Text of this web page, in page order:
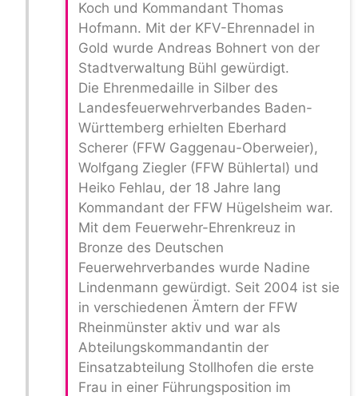
Koch und Kommandant Thomas
Hofmann. Mit der KFV-Ehrennadel in
Gold wurde Andreas Bohnert von der
Stadtverwaltung Bühl gewürdigt.
Die Ehrenmedaille in Silber des
Landesfeuerwehrverbandes Baden-
Württemberg erhielten Eberhard
Scherer (FFW Gaggenau-Oberweier),
Wolfgang Ziegler (FFW Bühlertal) und
Heiko Fehlau, der 18 Jahre lang
Kommandant der FFW Hügelsheim war.
Mit dem Feuerwehr-Ehrenkreuz in
Bronze des Deutschen
Feuerwehrverbandes wurde Nadine
Lindenmann gewürdigt. Seit 2004 ist sie
in verschiedenen Ämtern der FFW
Rheinmünster aktiv und war als
Abteilungskommandantin der
Einsatzabteilung Stollhofen die erste
Frau in einer Führungsposition im